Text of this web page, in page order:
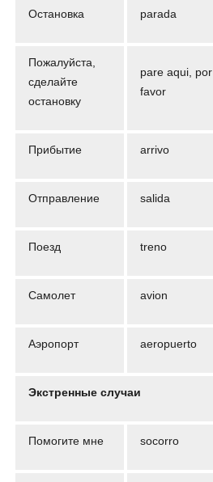
Остановка parada
Пожалуйста,
сделайте
остановку
pare aqui, por
favor
Прибытие arrivo
Отправление salida
Поезд treno
Самолет avion
Аэропорт aeropuerto
Экстренные случаи
Помогите мне socorro